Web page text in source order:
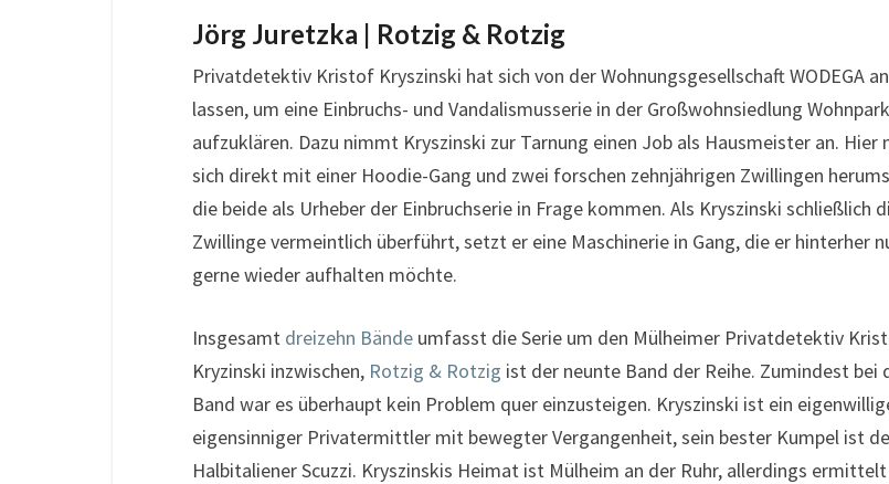
Jörg Juretzka | Rotzig & Rotzig
Privatdetektiv Kristof Kryszinski hat sich von der Wohnungsgesellschaft WODEGA
lassen, um eine Einbruchs- und Vandalismusserie in der Großwohnsiedlung
aufzuklären. Dazu nimmt Kryszinski zur Tarnung einen Job als Hausmeister an. Hier
sich direkt mit einer Hoodie-Gang und zwei forschen zehnjährigen Zwillingen
die beide als Urheber der Einbruchserie in Frage kommen. Als Kryszinski schließlich
Zwillinge vermeintlich überführt, setzt er eine Maschinerie in Gang, die er hinterher
gerne wieder aufhalten möchte.
Insgesamt dreizehn Bände umfasst die Serie um den Mülheimer Privatdetektiv
Kryzinski inzwischen, Rotzig & Rotzig ist der neunte Band der Reihe. Zumindest bei
Band war es überhaupt kein Problem quer einzusteigen. Kryszinski ist ein
eigensinniger Privatermittler mit bewegter Vergangenheit, sein bester Kumpel ist
Halbitaliener Scuzzi. Kryszinskis Heimat ist Mülheim an der Ruhr, allerdings